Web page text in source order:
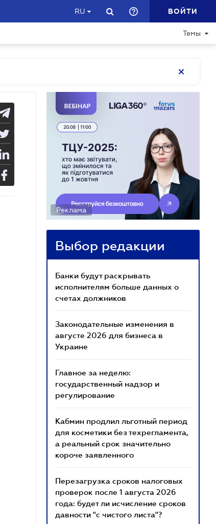
RU ВОЙТИ
Темы
Реклама
Выбор редакции
Банки будут раскрывать
исполнителям больше данных о
счетах должников
Законодательные изменения в
августе 2026 для бизнеса в
Украине
Главное за неделю:
государственный надзор и
регулирование
Кабмин продлил льготный период
для косметики без техрегламента,
а реальный срок значительно
короче заявленного
Перезагрузка сроков налоговых
проверок после 1 августа 2026
года: будет ли исчисление сроков
давности "с чистого листа"?